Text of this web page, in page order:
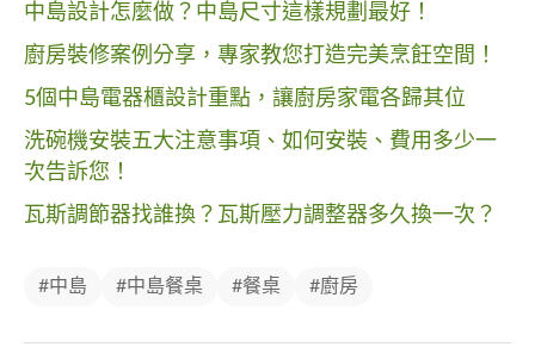
中島設計怎麼做？中島尺寸這樣規劃最好！
廚房裝修案例分享，專家教您打造完美烹飪空間！
5個中島電器櫃設計重點，讓廚房家電各歸其位
洗碗機安裝五大注意事項、如何安裝、費用多少一
次告訴您！
瓦斯調節器找誰換？瓦斯壓力調整器多久換一次？
#中島 #中島餐桌 #餐桌 #廚房